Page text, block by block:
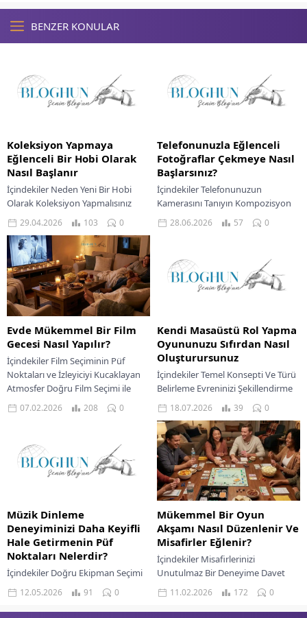
BENZER KONULAR
Koleksiyon Yapmaya
Eğlenceli Bir Hobi Olarak
Nasıl Başlanır
İçindekiler Neden Yeni Bir Hobi
Olarak Koleksiyon Yapmalısınız
Başlangıç İçin Koleksiyon Fikirleri
Ve İpuçları Koleksiyonunuzu
Düzenleme Ve Sergileme Sanatı
Koleksiyonculuk...
29.04.2026 103 0
Telefonunuzla Eğlenceli
Fotoğraflar Çekmeye Nasıl
Başlarsınız?
İçindekiler Telefonunuzun
Kamerasını Tanıyın Kompozisyon
Temelleri İle Fark Yaratın Işığı
Akıllıca Kullanın Fotoğraflarınıza
Yaratıcılığınızı Perspektifle
Konuşturun...
28.06.2026 57 0
Evde Mükemmel Bir Film
Gecesi Nasıl Yapılır?
İçindekiler Film Seçiminin Püf
Noktaları ve İzleyiciyi Kucaklayan
Atmosfer Doğru Film Seçimi ile
Gecenin Ruhunu Yakalayın Ortam
Hazırlığı ile Sinema...
07.02.2026 208 0
Kendi Masaüstü Rol Yapma
Oyununuzu Sıfırdan Nasıl
Oluşturursunuz
İçindekiler Temel Konsepti Ve Türü
Belirleme Evreninizi Şekillendirme
Sanatı Kahramanlarınızı Ve
Kuralları Tasarlama Oyun Yöneticisi
İçin Rehberlik Taslağı Unutulmaz
Maceralar...
18.07.2026 39 0
Müzik Dinleme
Deneyiminizi Daha Keyifli
Hale Getirmenin Püf
Noktaları Nelerdir?
İçindekiler Doğru Ekipman Seçimi
Müzik Deneyimini Yükseltir
Ortamın Önemi Müzik Dinleme
Keyfinizi Şekillendirir Dinleme
12.05.2026 91 0
Mükemmel Bir Oyun
Akşamı Nasıl Düzenlenir Ve
Misafirler Eğlenir?
İçindekiler Misafirlerinizi
Unutulmaz Bir Deneyime Davet
Etmek Etkinliğin Ruhu: Oyun
Seçimi ve Çeşitliliği Ortamın
Büyüsü: Mekan Düzenlemesi ve
11.02.2026 172 0